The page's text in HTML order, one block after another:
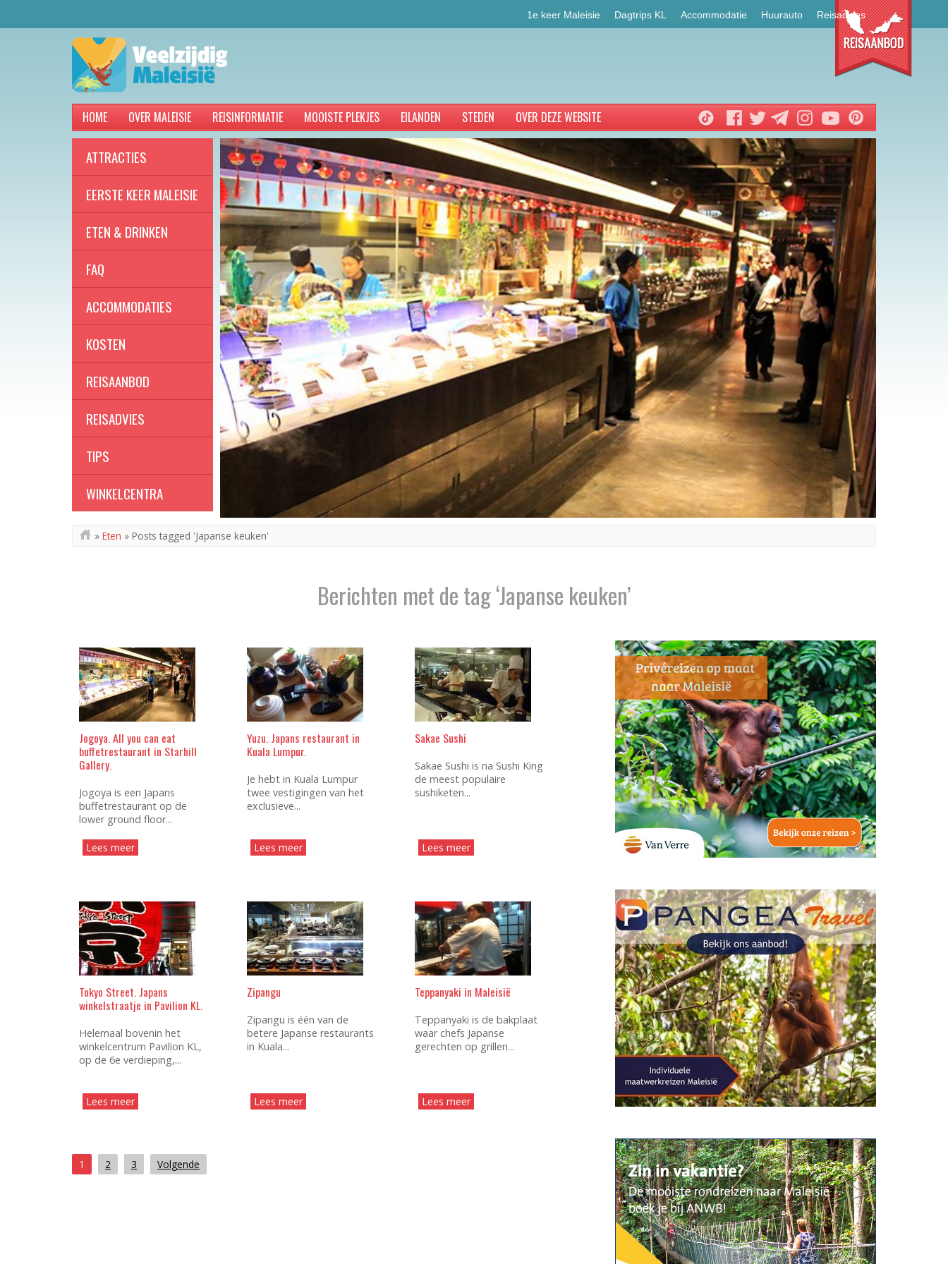
1e keer Maleisie Dagtrips KL Accommodatie Huurauto Reisadvies
HOME OVER MALEISIE REISINFORMATIE MOOISTE PLEKJES EILANDEN STEDEN OVER DEZE WEBSITE
ATTRACTIES
EERSTE KEER MALEISIE
ETEN & DRINKEN
FAQ
ACCOMMODATIES
KOSTEN
REISAANBOD
REISADVIES
TIPS
WINKELCENTRA
» Eten » Posts tagged 'Japanse keuken'
Berichten met de tag ‘Japanse keuken’
Jogoya. All you can eat
buffetrestaurant in Starhill
Gallery.
Jogoya is een Japans
buffetrestaurant op de
lower ground floor...
Lees meer
Yuzu. Japans restaurant in
Kuala Lumpur.
Je hebt in Kuala Lumpur
twee vestigingen van het
exclusieve...
Lees meer
Sakae Sushi
Sakae Sushi is na Sushi King
de meest populaire
sushiketen...
Lees meer
Tokyo Street. Japans
winkelstraatje in Pavilion KL.
Helemaal bovenin het
winkelcentrum Pavilion KL,
op de 6e verdieping,...
Lees meer
Zipangu
Zipangu is één van de
betere Japanse restaurants
in Kuala...
Lees meer
Teppanyaki in Maleisië
Teppanyaki is de bakplaat
waar chefs Japanse
gerechten op grillen...
Lees meer
1 2 3 Volgende